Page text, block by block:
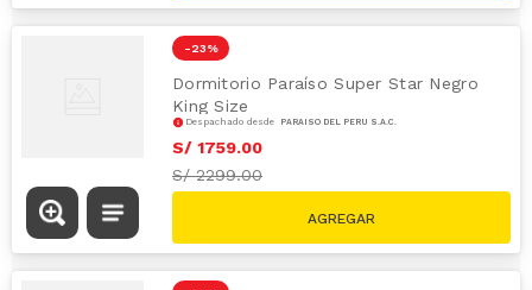
-23 %
Dormitorio Paraíso Super Star Negro
King Size
Despachado desde PARAÍSO DEL PERÚ S.A.C.
S/ 1759.00
S/2299.00